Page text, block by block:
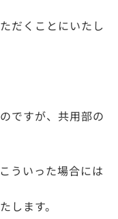
だくことにいたし
ですが、共用部の
ういった場合には
します。